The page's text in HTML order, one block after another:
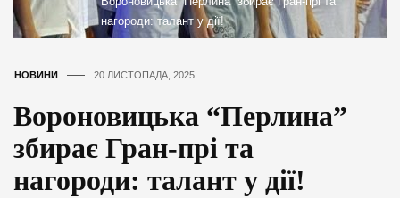
нагороди: талант у дії!
НОВИНИ 20 ЛИСТОПАДА, 2025
Вороновицька “Перлина”
збирає Гран-прі та
нагороди: талант у дії!